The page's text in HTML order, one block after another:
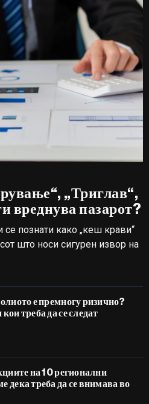
„Триглав“,
вреднува пазарот?
познати како „кеш крави“
што носи сигурен извор на
е премногу ризично?
треба да се следат
на 10 регионални
дека треба да се внимава во